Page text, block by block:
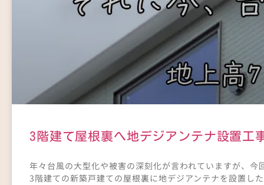
3階建て屋根裏へ地デジアンテナ設置工
年々台風の大型化や被害の深刻化が言われていますが、
3階建ての新築戸建ての屋根裏に地デジアンテナを設置し